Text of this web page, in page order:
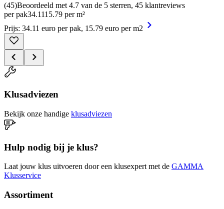
(45)Beoordeeld met 4.7 van de 5 sterren, 45 klantreviews
per pak34.1115.79 per m²
Prijs: 34.11 euro per pak, 15.79 euro per m2
Klusadviezen
Bekijk onze handige klusadviezen
Hulp nodig bij je klus?
Laat jouw klus uitvoeren door een klusexpert met de GAMMA
Klusservice
Assortiment